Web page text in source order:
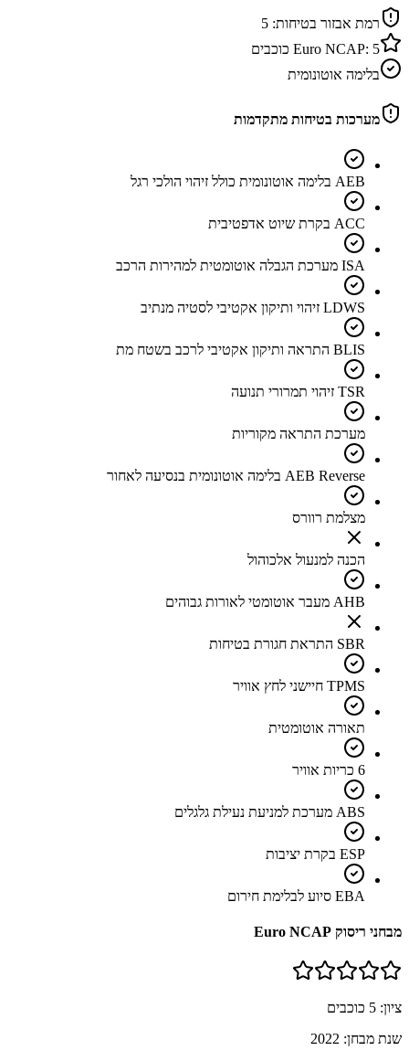
רמת אבזור בטיחות: 5
Euro NCAP: 5
כוכבים
בלימה אוטונומית
מערכות בטיחות מתקדמות
AEB בלימה אוטונומית כולל זיהוי הולכי רגל
ACC בקרת שיוט אדפטיבית
ISA מערכת הגבלה אוטומטית למהירות הרכב
LDWS זיהוי ותיקון אקטיבי לסטיה מנתיב
BLIS התראה ותיקון אקטיבי לרכב בשטח מת
TSR זיהוי תמרורי תנועה
מערכת התראה מקוריות
AEB Reverse בלימה אוטונומית בנסיעה לאחור
מצלמת רוורס
הכנה למנעול אלכוהול
AHB מעבר אוטומטי לאורות גבוהים
SBR התראת חגורת בטיחות
TPMS חיישני לחץ אוויר
תאורה אוטומטית
6 כריות אוויר
ABS מערכת למניעת נעילת גלגלים
ESP בקרת יציבות
EBA סיוע לבלימת חירום
מבחני ריסוק Euro NCAP
ציון: 5 כוכבים
שנת מבחן: 2022